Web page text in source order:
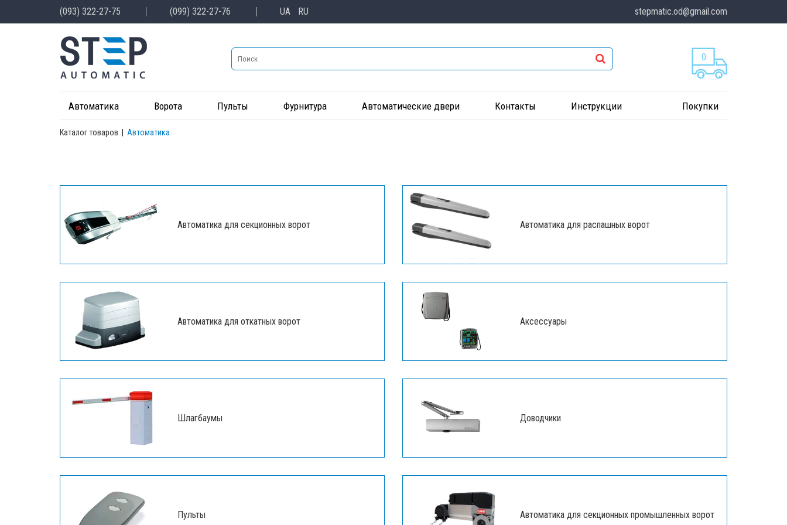
(093) 322-27-75 (099) 322-27-76 UA RU stepmatic.od@gmail.com
0
Автоматика Ворота Пульты Фурнитура Автоматические двери Контакты Инструкции Покупки
Каталог товаров Автоматика
Автоматика для секционных ворот Автоматика для распашных ворот
Автоматика для откатных ворот Аксессуары
Шлагбаумы Доводчики
Пульты Автоматика для секционных промышленных ворот